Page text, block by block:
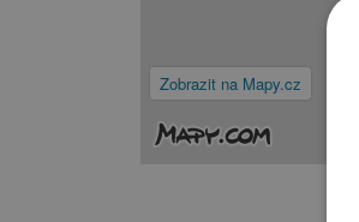
Zobrazit na Mapy.cz